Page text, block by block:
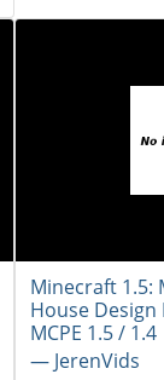
Minecraft 1.5:
House
MCPE 1.5 / 1.4
― JerenVids